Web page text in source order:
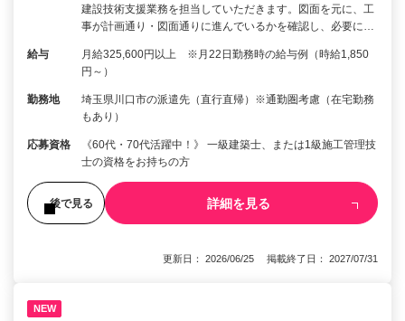
建設技術支援業務を担当していただきます。図面を元に、工
事が計画通り・図面通りに進んでいるかを確認し、必要に…
給与
月給325,600円以上 ※月22日勤務時の給与例（時給1,850
円～）
勤務地
埼玉県川口市の派遣先（直行直帰）※通勤圏考慮（在宅勤務
もあり）
応募資格
《60代・70代活躍中！》 一級建築士、または1級施工管理技
士の資格をお持ちの方
後で見る 詳細を見る
更新日： 2026/06/25 掲載終了日： 2027/07/31
NEW